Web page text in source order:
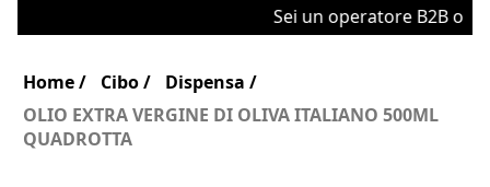
Sei un operatore B2B o
Home Cibo
Dispensa
OLIO EXTRA VERGINE DI OLIVA ITALIANO 500ML
QUADROTTA